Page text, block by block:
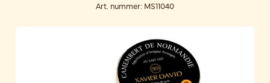
Art. nummer: MS11040